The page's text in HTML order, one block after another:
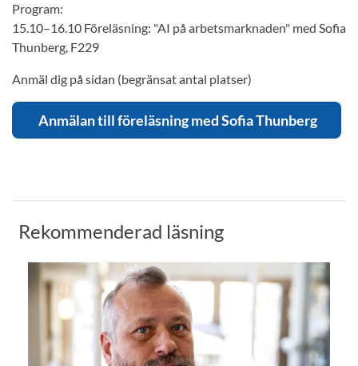
Program:
15.10–16.10 Föreläsning: "AI på arbetsmarknaden" med Sofia
Thunberg, F229
Anmäl dig på sidan (begränsat antal platser)
Anmälan till föreläsning med Sofia Thunberg
Rekommenderad läsning